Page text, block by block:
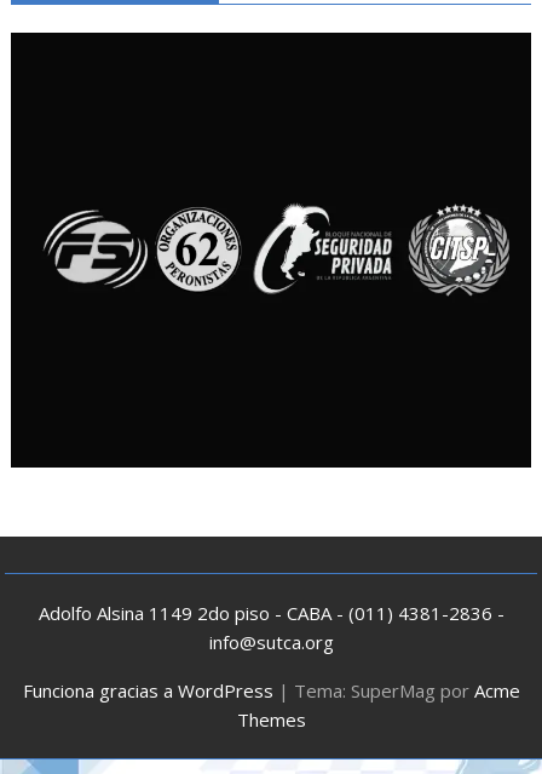
Adolfo Alsina 1149 2do piso - CABA - (011) 4381-2836 -
info@sutca.org
Funciona gracias a WordPress | Tema: SuperMag por Acme
Themes